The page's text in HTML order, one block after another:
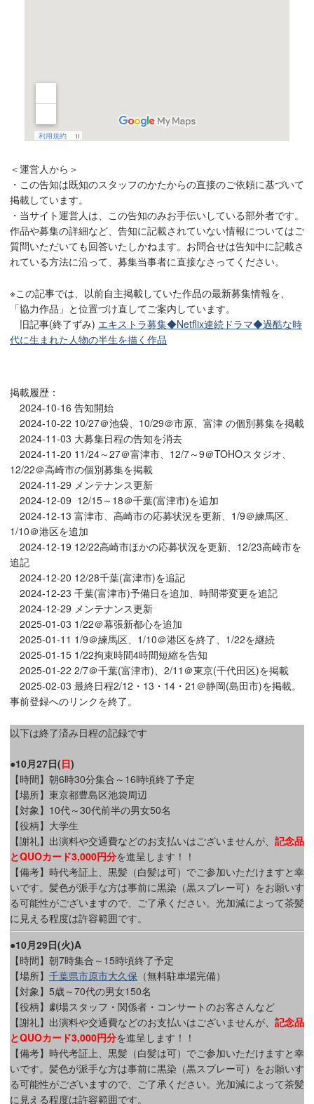
＜運営人から＞
・この告知は既知のスタッフのかたからの直接のご依頼に基づいて
掲載しています。
・当サイト運営人は、この告知のみお手伝いしている部外者です。
作品や募集の詳細など、告知に記載されていない情報についてはご
質問いただいても回答いたしかねます。お問合せは告知中に記載さ
れている方法に沿って、募集当事者に直接なさってください。
※この記事では、以前自主掲載していた作品の最新募集情報を、
「協力作品」と位置づけ直してご案内しています。
旧記事(終了ずみ) エキストラ募集◆Netflix連続ドラマ◆過酷な時
代に生まれた人物の半生を描く作品
掲載履歴：
2024-10-16 告知開始
2024-10-22 10/27＠池袋、10/29＠市原、富津 の個別募集を掲載
2024-11-03 大募集日程の告知を消去
2024-11-20 11/24～27＠富津市、12/7～9＠TOHOスタジオ、
12/22＠高崎市の個別募集を掲載
2024-11-29 メンテナンス更新
2024-12-09 12/15～18＠千葉(富津市)を追加
2024-12-13 富津市、高崎市の応募状況を更新、1/9＠練馬区、
1/10＠港区を追加
2024-12-19 12/22高崎市ほかの応募状況を更新、12/23高崎市を
追記
2024-12-20 12/28千葉(富津市)を追記
2024-12-23 千葉(富津市)予備日を追加、時間帯変更を追記
2024-12-29 メンテナンス更新
2025-01-03 1/22＠幕張新都心を追加
2025-01-11 1/9＠練馬区、1/10＠港区を終了、1/22を継続
2025-01-15 1/22拘束時間4時間短縮を告知
2025-01-22 2/7＠千葉(富津市)、2/11＠東京(千代田区)を掲載
2025-02-03 最終日程2/12・13・14・21＠静岡(島田市)を掲載。
事前登録へのリンクを終了。
以下は終了済み日程の記録です
●10月27日(日)
【時間】朝6時30分集合～16時頃終了予定
【場所】東京都豊島区池袋周辺
【対象】10代～30代前半の男女50名
【役柄】大学生
【謝礼】出演料や交通費などのお支払いはございませんが、 記念品
とQUOカード3,000円分を進呈します！！
【備考】時代考証上、黒髪（白髪は可）でご参加いただけますと幸
いです。髪色が派手な方は事前に黒染（黒スプレー可）をお願いす
る可能性がございますので、ご了承ください。光加減によって茶髪
に見える程度は許容範囲です。
●10月29日(火)A
【時間】朝7時集合～15時頃終了予定
【場所】 千葉県市原市大久保 （無料駐車場完備）
【対象】5歳～70代の男女150名
【役柄】劇場スタッフ・関係者・コンサートのお客さんなど
【謝礼】出演料や交通費などのお支払いはございませんが、 記念品
とQUOカード3,000円分を進呈します！！
【備考】時代考証上、黒髪（白髪は可）でご参加いただけますと幸
いです。髪色が派手な方は事前に黒染（黒スプレー可）をお願いす
る可能性がございますので、ご了承ください。光加減によって茶髪
に見える程度は許容範囲です。